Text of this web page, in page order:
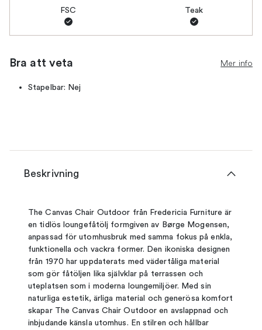
FSC Teak
Bra att veta Mer info
Stapelbar: Nej
Beskrivning
The Canvas Chair Outdoor från Fredericia Furniture är
en tidlös loungefåtölj formgiven av Børge Mogensen,
anpassad för utomhusbruk med samma fokus på enkla,
funktionella och vackra former. Den ikoniska designen
från 1970 har uppdaterats med vädertåliga material
som gör fåtöljen lika självklar på terrassen och
uteplatsen som i moderna loungemiljöer. Med sin
naturliga estetik, ärliga material och generösa komfort
skapar The Canvas Chair Outdoor en avslappnad och
inbjudande känsla utomhus. En stilren och hållbar